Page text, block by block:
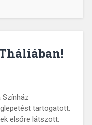
Színház
tartogatott.
elsőre látszott: